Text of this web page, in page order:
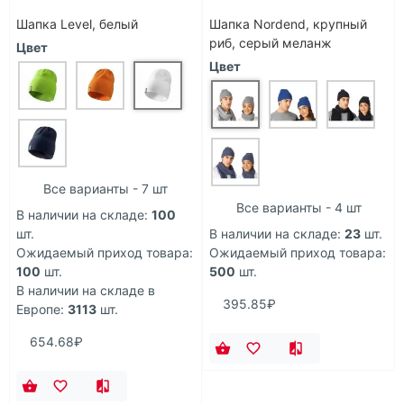
Шапка Level, белый
Цвет
Все варианты - 7 шт
В наличии на складе: 100
шт.
Ожидаемый приход товара:
100 шт.
В наличии на складе в
Европе: 3113 шт.
654.68₽
Шапка Nordend, крупный
риб, серый меланж
Цвет
Все варианты - 4 шт
В наличии на складе: 23 шт.
Ожидаемый приход товара:
500 шт.
395.85₽